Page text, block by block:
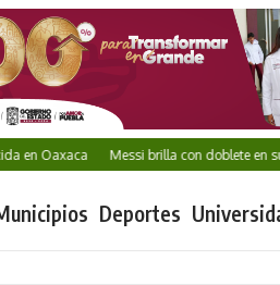
Oaxaca Messi brilla con doblete en su
Deportes